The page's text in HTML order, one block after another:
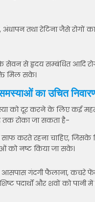
अंधापन तथा रेटिना जैसे
सेवन से हृदय सम्बंधित आदि
मिल सके।
का उचित
को दूर करने के लिए कई
तक रोका जा सकता है-
करते रहना चाहिए, जिसके
को नष्ट किया जा सके।
गंदगी फैलाना, कचरे
पदार्थों और शवों को पानी में